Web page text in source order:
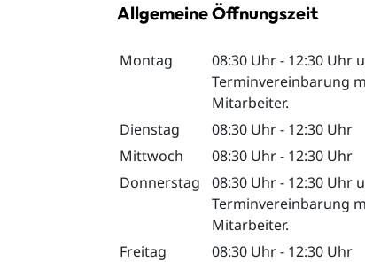
Allgemeine Öffnungszeit
Montag 08:30 Uhr- 12:30 Uhr
Terminvereinbarung
Mitarbeiter.
Dienstag
08:30 Uhr- 12:30 Uhr
Mittwoch
08:30 Uhr- 12:30 Uhr
Donnerstag
08:30 Uhr- 12:30 Uhr
Terminvereinbarung
Mitarbeiter.
Freitag
08:30 Uhr- 12:30 Uhr